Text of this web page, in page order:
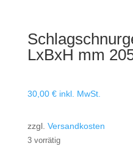
LxBxH mm
30,00 € inkl. MwSt.
zzgl. Versandkosten
3 vorrätig